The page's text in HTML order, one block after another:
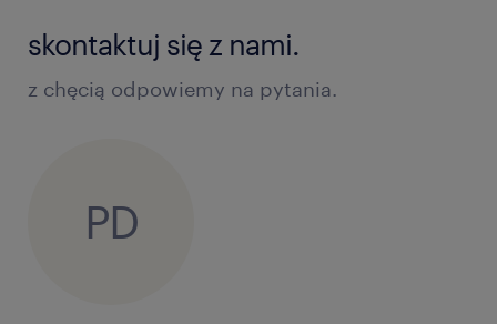
skontaktuj się z nami.
z chęcią odpowiemy na pytania.
PD